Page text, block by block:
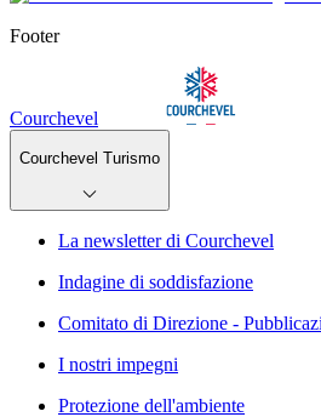
Footer
Courchevel
Courchevel Turismo
La newsletter di Courchevel
Indagine di soddisfazione
Comitato di Direzione -
I nostri impegni
Protezione dell'ambiente